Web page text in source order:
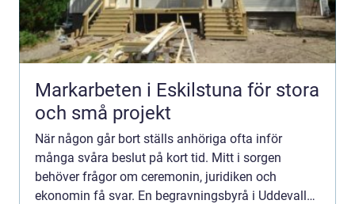
Markarbeten i Eskilstuna för stora
och små projekt
När någon går bort ställs anhöriga ofta inför
många svåra beslut på kort tid. Mitt i sorgen
behöver frågor om ceremonin, juridiken och
ekonomin få svar. En begravningsbyrå i Uddevalla